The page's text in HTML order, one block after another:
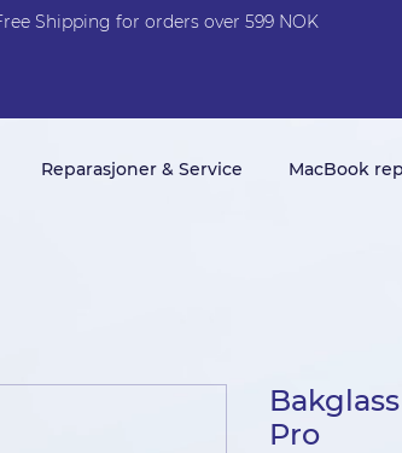
Shipping for orders over 599 NOK
Reparasjoner & Service MacBook rep
Pro